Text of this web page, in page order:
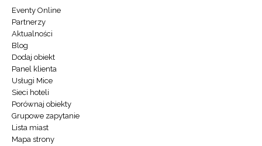
Eventy Online
Partnerzy
Aktualności
Blog
Dodaj obiekt
Panel klienta
Usługi Mice
Sieci hoteli
Porównaj obiekty
Grupowe zapytanie
Lista miast
Mapa strony